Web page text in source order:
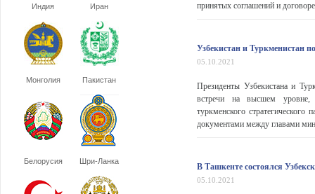
Индия Иран
Монголия Пакистан
Белорусия Шри-Ланка
принятых соглашений и
Узбекистан и Туркменистан
05.10.2021
Президенты Узбекистана и
встречи на высшем уровне,
туркменского стратегического
документами между главами
В Ташкенте состоялся
05.10.2021